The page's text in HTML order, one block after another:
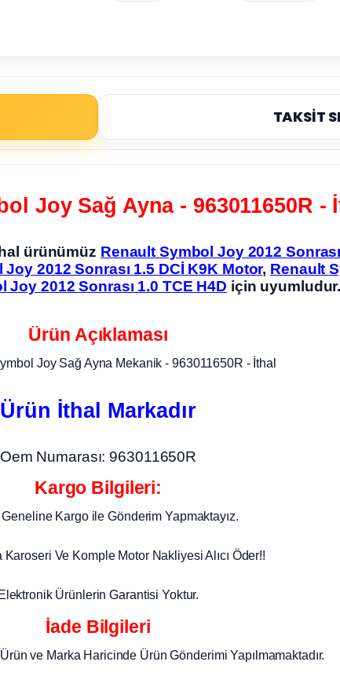
TAKSİT
Joy Sağ Ayna - 963011650R -
ürünümüz Renault Symbol Joy 2012
2012 Sonrası 1.5 DCİ K9K Motor, Renault
Joy 2012 Sonrası 1.0 TCE H4D için uyumludur.
Ürün Açıklaması
Joy Sağ Ayna Mekanik - 963011650R - İthal
Ürün İthal Markadır
Oem Numarası: 963011650R
Kargo Bilgileri:
Kargo ile Gönderim Yapmaktayız.
Karoseri Ve Komple Motor Nakliyesi Alıcı Öder!!
Elektronik Ürünlerin Garantisi Yoktur.
İade Bilgileri
ve Marka Haricinde Ürün Gönderimi Yapılmamaktadır.